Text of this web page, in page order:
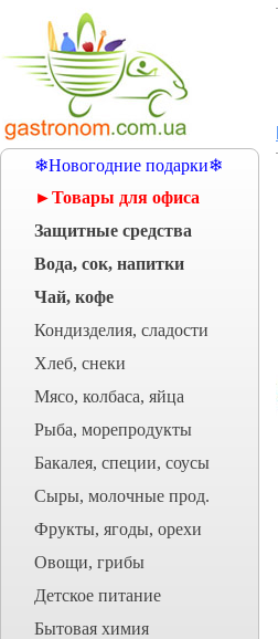
❄Новогодние подарки❄
►Товары для офиса
Защитные средства
Вода, сок, напитки
Чай, кофе
Кондизделия, сладости
Хлеб, снеки
Мясо, колбаса, яйца
Рыба, морепродукты
Бакалея, специи, соусы
Сыры, молочные прод.
Фрукты, ягоды, орехи
Овощи, грибы
Детское питание
Бытовая химия